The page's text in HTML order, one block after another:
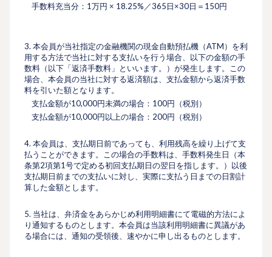
手数料充当分：1万円 × 18.25%／365日×30日＝150円
3. 本会員が当社指定の⾦融機関の現⾦⾃動預払機（ATM）を利
⽤する⽅法で当社に対する支払いを行う場合、以下の金額の手
数料（以下「返済手数料」といいます。）が発生します。この
場合、本会員の当社に対する返済額は、支払金額から返済手数
料を引いた額となります。
支払金額が10,000円未満の場合：100円（税別）
支払金額が10,000円以上の場合：200円（税別）
4. 本会員は、⽀払期⽇前であっても、利⽤残⾼を繰り上げて⽀
払うことができます。この場合の⼿数料は、手数料発生日（本
条第2項第1号で定める初回支払期日の翌日を指します。）以後
支払期日前までの支払いに対し、実際に⽀払う⽇までの⽇割計
算した⾦額とします。
5. 当社は、弁済⾦をあらかじめ利⽤明細書にて電磁的⽅法によ
り通知するものとします。本会員は当該利⽤明細書に異議があ
る場合には、通知の受領後、速やかに申し出るものとします。